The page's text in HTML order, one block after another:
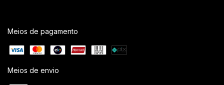
Meios de pagamento
Meios de envio